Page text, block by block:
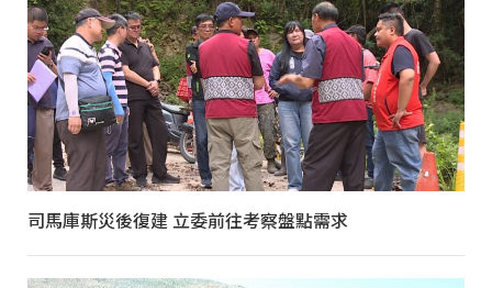
司馬庫斯災後復建 立委前往考察盤點需求